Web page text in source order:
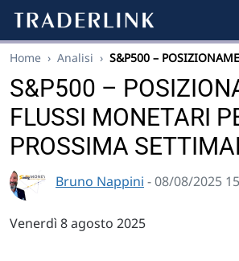
Home › Analisi › S&P500 –
S&P500 –
FLUSSI MONETARI
PROSSIMA
Bruno Nappini - 08/08/2025
Venerdì 8 agosto 2025